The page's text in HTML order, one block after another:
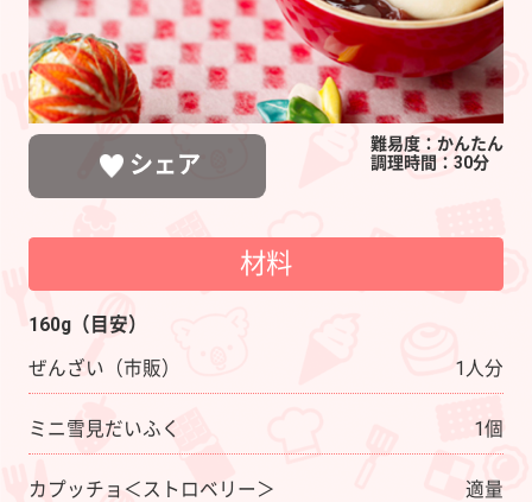
シェア
難易度：かんたん
調理時間：30分
材料
160g（目安）
ぜんざい（市販）
1人分
ミニ雪見だいふく 1個
カプッチョ＜ストロベリー＞ 適量